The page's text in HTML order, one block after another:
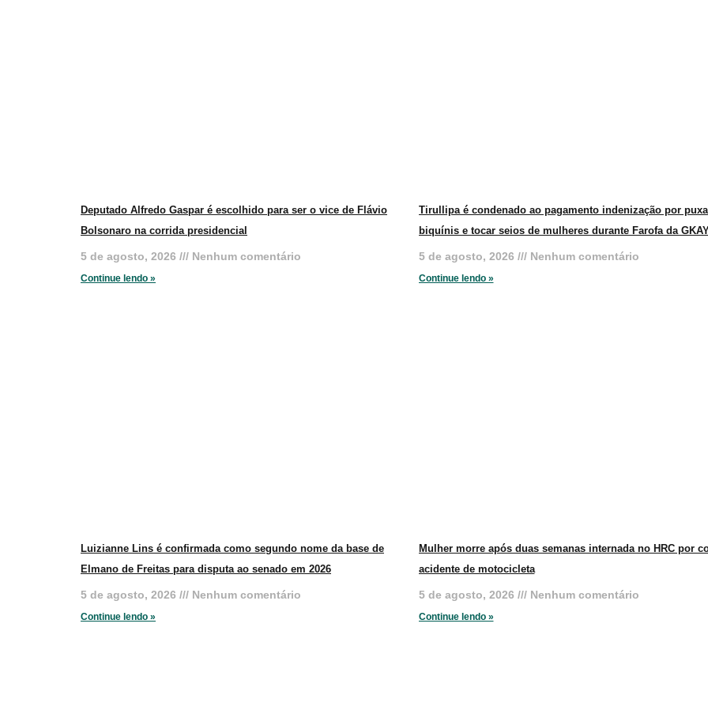
Deputado Alfredo Gaspar é escolhido para ser o vice de Flávio
Bolsonaro na corrida presidencial
5 de agosto, 2026 Nenhum comentário
Continue lendo »
Tirullipa é condenado ao pagamento indenização por
biquínis e tocar seios de mulheres durante Farofa da
5 de agosto, 2026 Nenhum comentário
Continue lendo »
Luizianne Lins é confirmada como segundo nome da base de
Elmano de Freitas para disputa ao senado em 2026
5 de agosto, 2026 Nenhum comentário
Continue lendo »
Mulher morre após duas semanas internada no HRC por
acidente de motocicleta
5 de agosto, 2026 Nenhum comentário
Continue lendo »